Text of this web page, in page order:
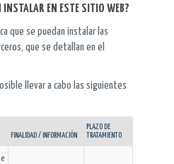
INSTALAR EN ESTE SITIO WEB?
que se puedan instalar las
que se detallan en el
llevar a cabo las siguientes
FINALIDAD / INFORMACIÓN
PLAZO DE
TRATAMIENTO